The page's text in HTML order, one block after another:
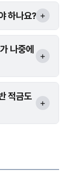
하나요?
나중에
적금도